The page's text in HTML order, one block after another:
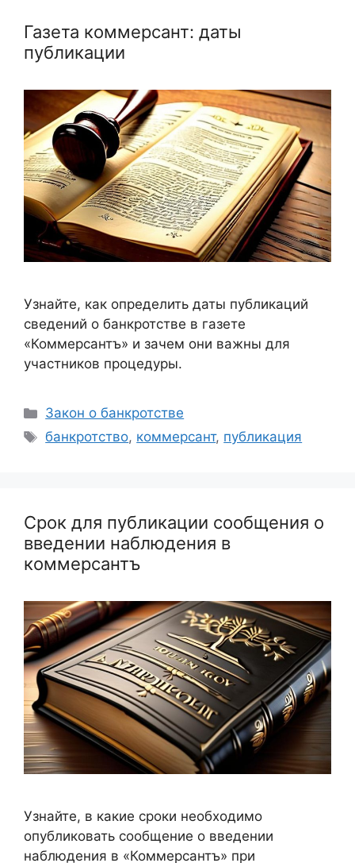
Газета коммерсант: даты
публикации
Узнайте, как определить даты публикаций
сведений о банкротстве в газете
«Коммерсантъ» и зачем они важны для
участников процедуры.
Рубрики
Закон о банкротстве
Метки
банкротство, коммерсант, публикация
Срок для публикации сообщения о
введении наблюдения в
коммерсантъ
Узнайте, в какие сроки необходимо
опубликовать сообщение о введении
наблюдения в «Коммерсантъ» при